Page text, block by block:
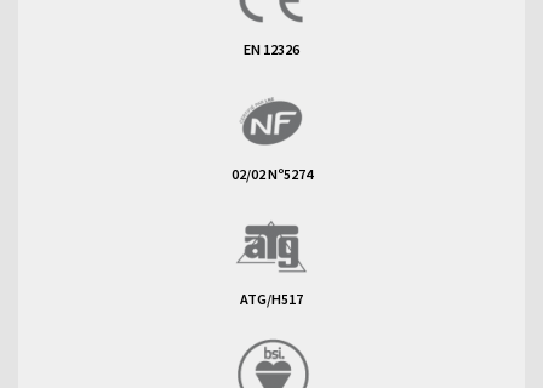
EN 12326
02/02 Nº5274
ATG/H517